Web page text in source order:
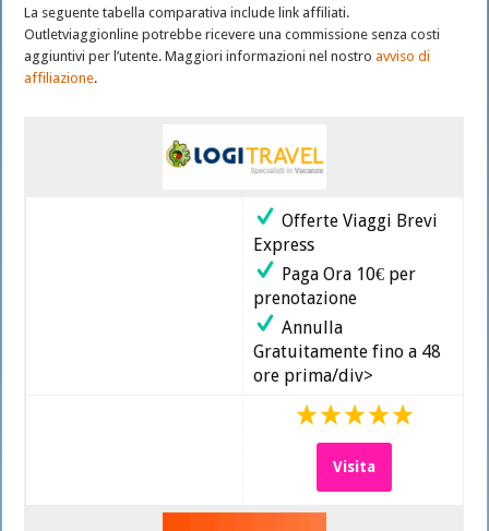
Giugno
2026:
offerte
Pacchetti
minute
La seguente tabella comparativa include link affiliati.
Outletviaggionline potrebbe ricevere una commissione senza costi
aggiuntivi per l’utente. Maggiori informazioni nel nostroavviso di
affiliazione.
Offerte Viaggi Brevi
Express
Paga Ora 10€ per
prenotazione
Annulla
Gratuitamente fino a 48
ore prima/div>
Visita